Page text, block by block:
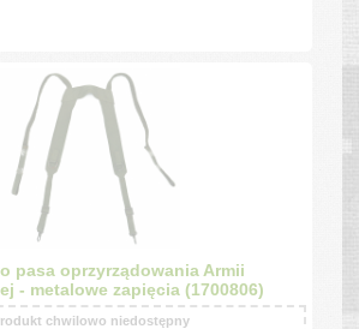
pasa oprzyrządowania Armii
- metalowe zapięcia (1700806)
chwilowo niedostępny